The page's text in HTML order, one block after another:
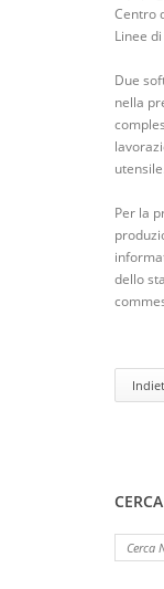
Centro
Linee
Due
nella
utensile.
Per la
dello